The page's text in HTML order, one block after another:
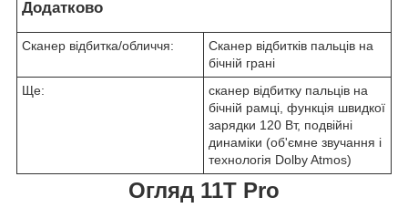
Додатково
Сканер відбитка/обличчя:
Сканер відбитків пальців на
бічній грані
Ще:
сканер відбитку пальців на
бічній рамці, функція швидкої
зарядки 120 Вт, подвійні
динаміки (об'ємне звучання і
технологія Dolby Atmos)
Огляд 11T Pro